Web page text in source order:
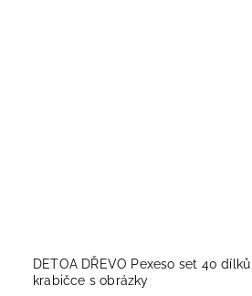
DETOA DŘEVO Pexeso set 40
krabičce s obrázky